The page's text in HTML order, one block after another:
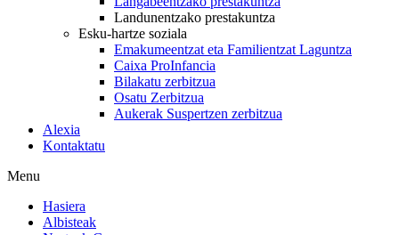
Landunentzako prestakuntza
Esku-hartze soziala
Emakumeentzat eta Familientzat Laguntza
Caixa ProInfancia
Bilakatu zerbitzua
Osatu Zerbitzua
Aukerak Suspertzen zerbitzua
Alexia
Kontaktatu
Menu
Hasiera
Albisteak